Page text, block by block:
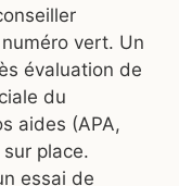
vert. Un
évaluation de
du
aides (APA,
place.
essai de